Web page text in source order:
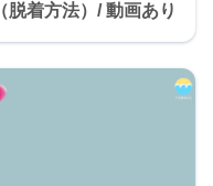
脱着方法）/ 動画あり